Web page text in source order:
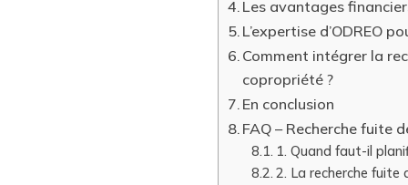
Les avantages
L’expertise d’ODREO
Comment intégrer la
copropriété ?
En conclusion
FAQ – Recherche fuite
1. Quand faut-il
2. La recherche